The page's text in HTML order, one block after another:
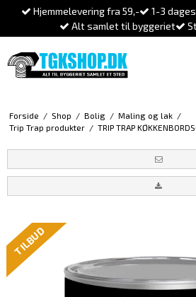
Hjemmelevering fra 59,-
1-3
Alt samlet til byggeriet
Forside / Shop / Bolig / Maling og lak /
Trip Trap produkter / TRIP TRAP
TILBUD